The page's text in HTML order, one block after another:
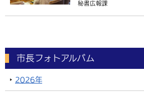
秘書広報課
市長フォトアルバム
2026年